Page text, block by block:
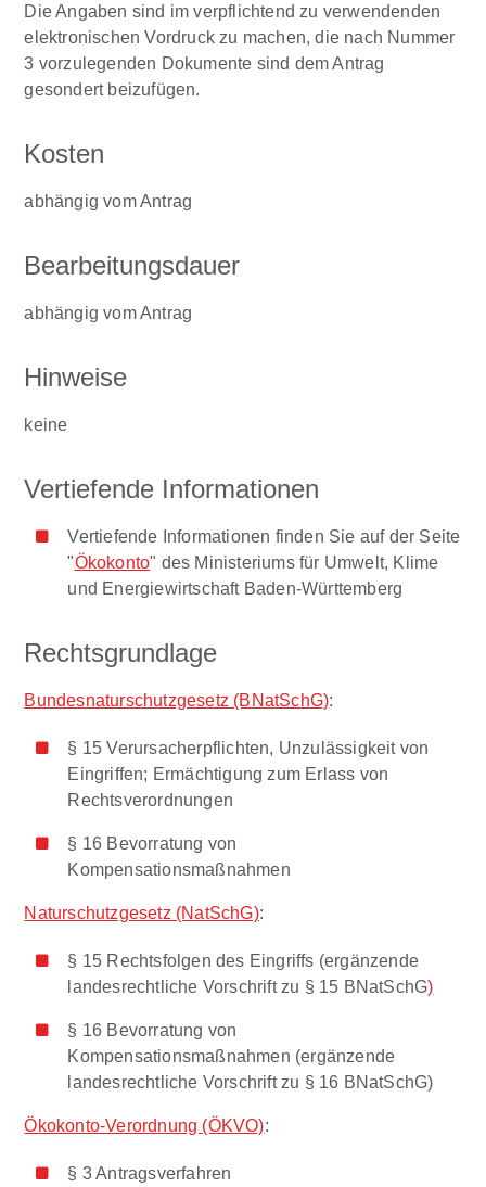
Die Angaben sind im verpflichtend zu verwendenden
elektronischen Vordruck zu machen, die nach Nummer
3 vorzulegenden Dokumente sind dem Antrag
gesondert beizufügen.
Kosten
abhängig vom Antrag
Bearbeitungsdauer
abhängig vom Antrag
Hinweise
keine
Vertiefende Informationen
Vertiefende Informationen finden Sie auf der Seite
"Ökokonto" des Ministeriums für Umwelt, Klime
und Energiewirtschaft Baden-Württemberg
Rechtsgrundlage
Bundesnaturschutzgesetz (BNatSchG):
§ 15 Verursacherpflichten, Unzulässigkeit von
Eingriffen; Ermächtigung zum Erlass von
Rechtsverordnungen
§ 16 Bevorratung von
Kompensationsmaßnahmen
Naturschutzgesetz (NatSchG):
§ 15 Rechtsfolgen des Eingriffs (ergänzende
landesrechtliche Vorschrift zu § 15 BNatSchG)
§ 16 Bevorratung von
Kompensationsmaßnahmen (ergänzende
landesrechtliche Vorschrift zu § 16 BNatSchG)
Ökokonto-Verordnung (ÖKVO):
§ 3 Antragsverfahren